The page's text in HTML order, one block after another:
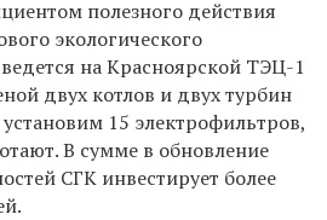
полезного действия
экологического
на Красноярской ТЭЦ-1
двух котлов и двух турбин
15 электрофильтров,
В сумме в обновление
СГК инвестирует более